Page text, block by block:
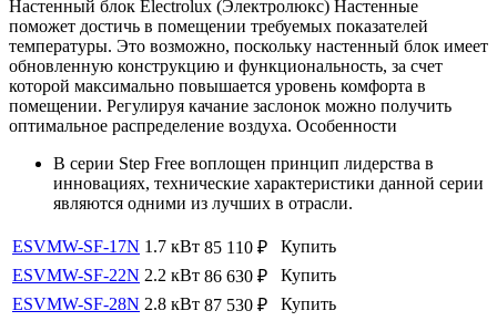
Настенный блок Electrolux (Электролюкс) Настенные
поможет достичь в помещении требуемых показателей
температуры. Это возможно, поскольку настенный блок имеет
обновленную конструкцию и функциональность, за счет
которой максимально повышается уровень комфорта в
помещении. Регулируя качание заслонок можно получить
оптимальное распределение воздуха. Особенности
В серии Step Free воплощен принцип лидерства в
инновациях, технические характеристики данной серии
являются одними из лучших в отрасли.
ESVMW-SF-17N 1.7 кВт 85 110 ₽
Купить
ESVMW-SF-22N 2.2 кВт 86 630 ₽
Купить
ESVMW-SF-28N 2.8 кВт 87 530 ₽
Купить